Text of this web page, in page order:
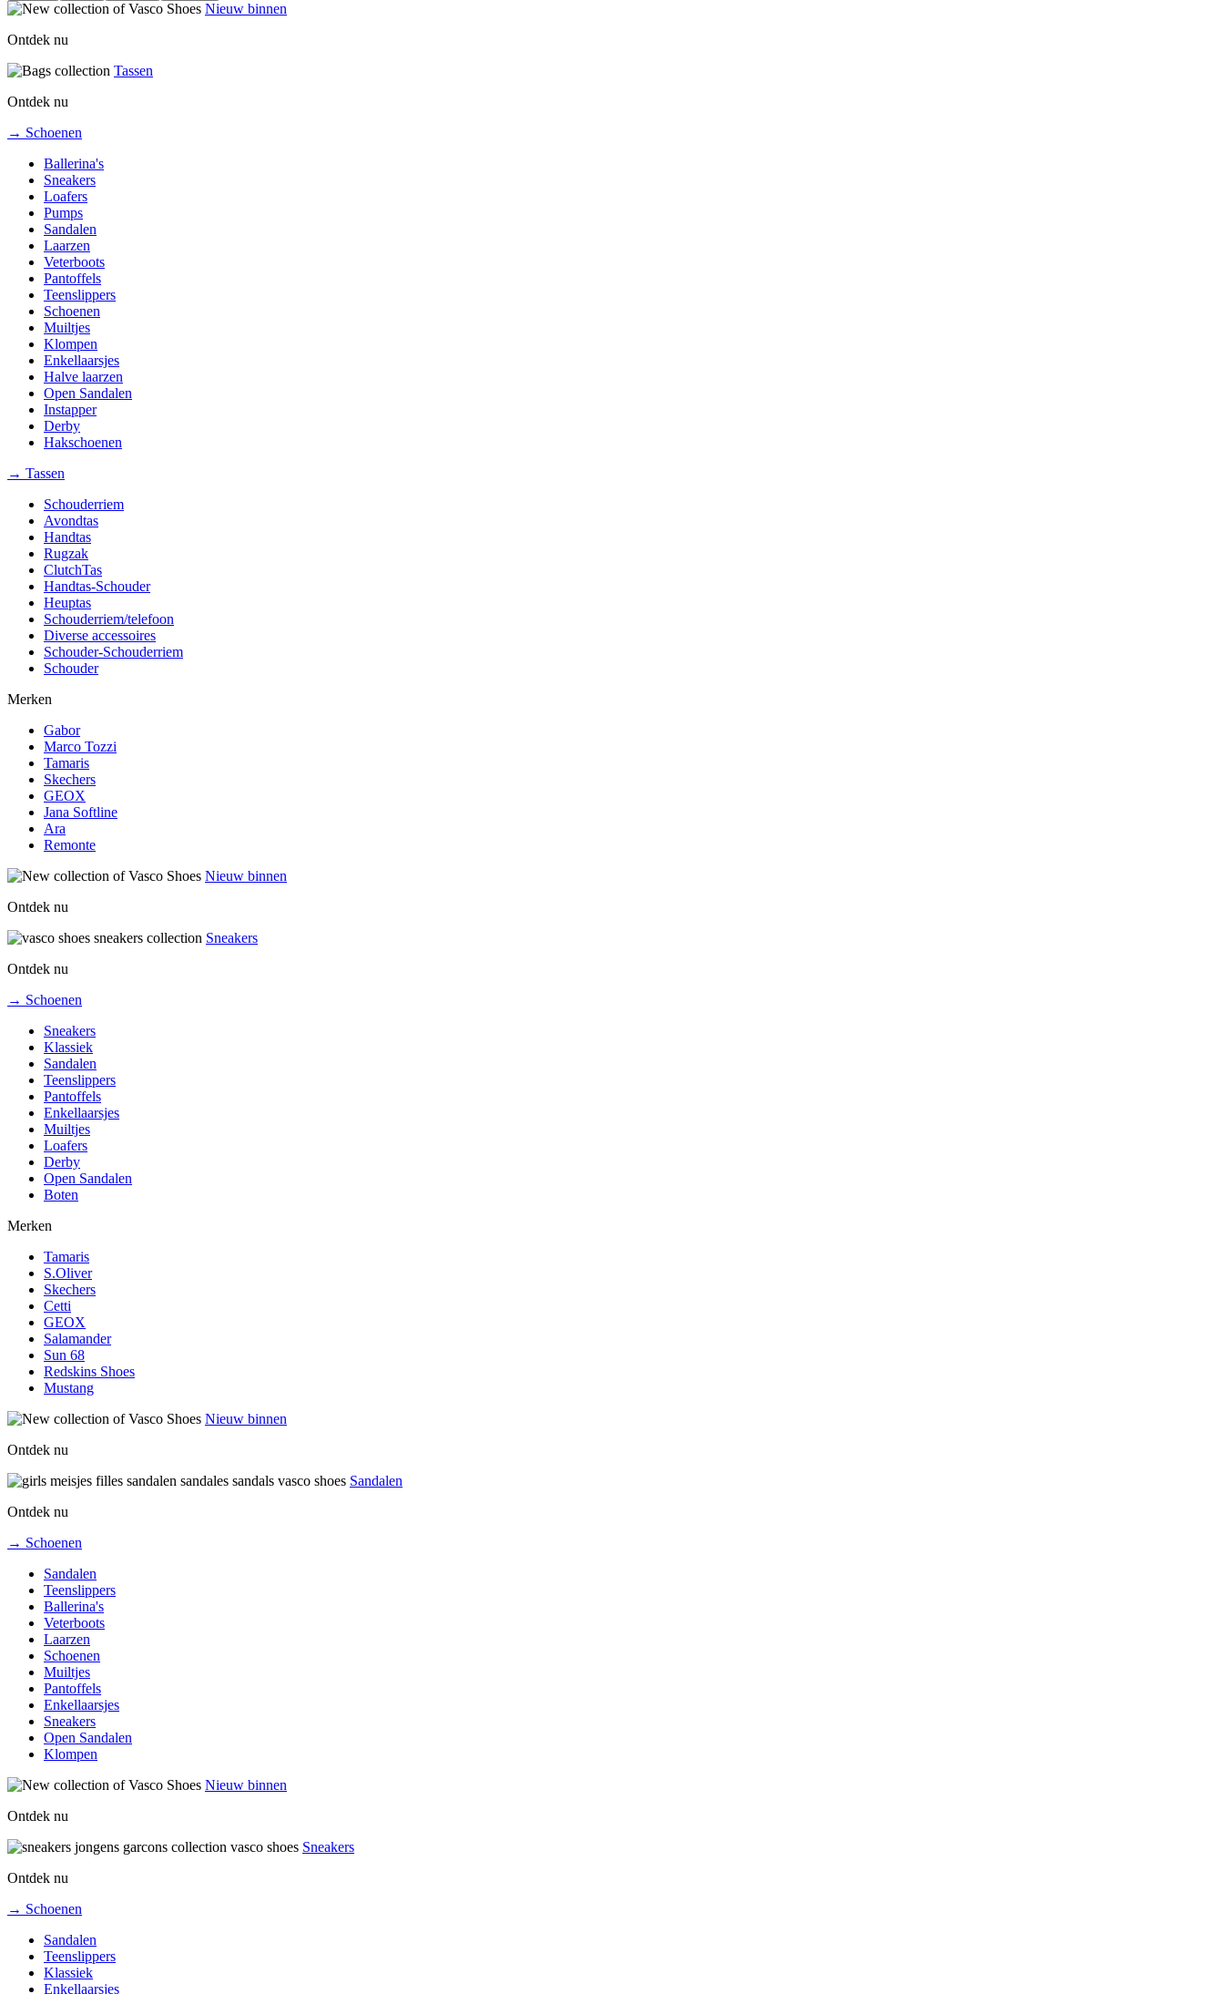
Nieuw binnen
Ontdek nu
Tassen
Ontdek nu
→ Schoenen
Ballerina's
Sneakers
Loafers
Pumps
Sandalen
Laarzen
Veterboots
Pantoffels
Teenslippers
Schoenen
Muiltjes
Klompen
Enkellaarsjes
Halve laarzen
Open Sandalen
Instapper
Derby
Hakschoenen
→ Tassen
Schouderriem
Avondtas
Handtas
Rugzak
ClutchTas
Handtas-Schouder
Heuptas
Schouderriem/telefoon
Diverse accessoires
Schouder-Schouderriem
Schouder
Merken
Gabor
Marco Tozzi
Tamaris
Skechers
GEOX
Jana Softline
Ara
Remonte
Nieuw binnen
Ontdek nu
Sneakers
Ontdek nu
→ Schoenen
Sneakers
Klassiek
Sandalen
Teenslippers
Pantoffels
Enkellaarsjes
Muiltjes
Loafers
Derby
Open Sandalen
Boten
Merken
Tamaris
S.Oliver
Skechers
Cetti
GEOX
Salamander
Sun 68
Redskins Shoes
Mustang
Nieuw binnen
Ontdek nu
Sandalen
Ontdek nu
→ Schoenen
Sandalen
Teenslippers
Ballerina's
Veterboots
Laarzen
Schoenen
Muiltjes
Pantoffels
Enkellaarsjes
Sneakers
Open Sandalen
Klompen
Nieuw binnen
Ontdek nu
Sneakers
Ontdek nu
→ Schoenen
Sandalen
Teenslippers
Klassiek
Enkellaarsjes